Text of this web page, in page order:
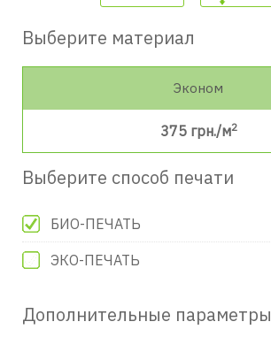
Выберите материал
Эконом
375 грн./м2
Выберите способ печати
БИО-ПЕЧАТЬ
ЭКО-ПЕЧАТЬ
Дополнительные параметры